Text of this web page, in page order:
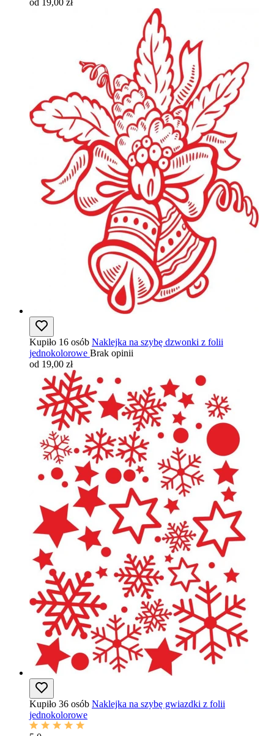
od 19,00 zł
Kupiło 16 osób Naklejka na szybę dzwonki z folii
jednokolorowe Brak opinii
od 19,00 zł
Kupiło 36 osób Naklejka na szybę gwiazdki z folii
jednokolorowe